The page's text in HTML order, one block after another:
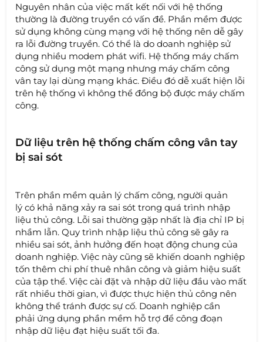
Nguyên nhân của việc mất kết nối với hệ thống
thường là đường truyền có vấn đề. Phần mềm được
sử dụng không cùng mạng với hệ thống nên dễ gây
ra lỗi đường truyền. Có thể là do doanh nghiệp sử
dụng nhiều modem phát wifi. Hệ thống máy chấm
công sử dụng một mạng nhưng máy chấm công
vân tay lại dùng mạng khác. Điều đó dễ xuất hiện lỗi
trên hệ thống vì không thể đồng bộ được máy chấm
công.
Dữ liệu trên hệ thống chấm công vân tay
bị sai sót
Trên phần mềm quản lý chấm công, người quản
lý có khả năng xảy ra sai sót trong quá trình nhập
liệu thủ công. Lỗi sai thường gặp nhất là địa chỉ IP bị
nhầm lẫn. Quy trình nhập liệu thủ công sẽ gây ra
nhiều sai sót, ảnh hưởng đến hoạt động chung của
doanh nghiệp. Việc này cũng sẽ khiến doanh nghiệp
tốn thêm chi phí thuê nhân công và giảm hiệu suất
của tập thể. Việc cài đặt và nhập dữ liệu đầu vào mất
rất nhiều thời gian, vì được thực hiện thủ công nên
không thể tránh được sự cố. Doanh nghiệp cần
phải ứng dụng phần mềm hỗ trợ để công đoạn
nhập dữ liệu đạt hiệu suất tối đa.